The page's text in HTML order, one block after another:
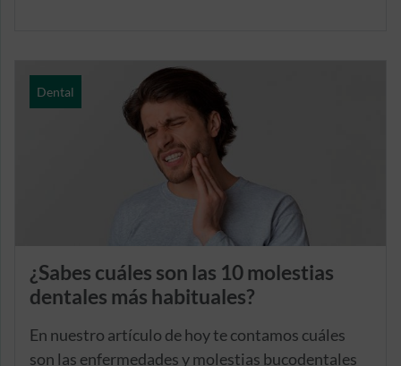
Dental
¿Sabes cuáles son las 10 molestias
dentales más habituales?
En nuestro artículo de hoy te contamos cuáles
son las enfermedades y molestias bucodentales